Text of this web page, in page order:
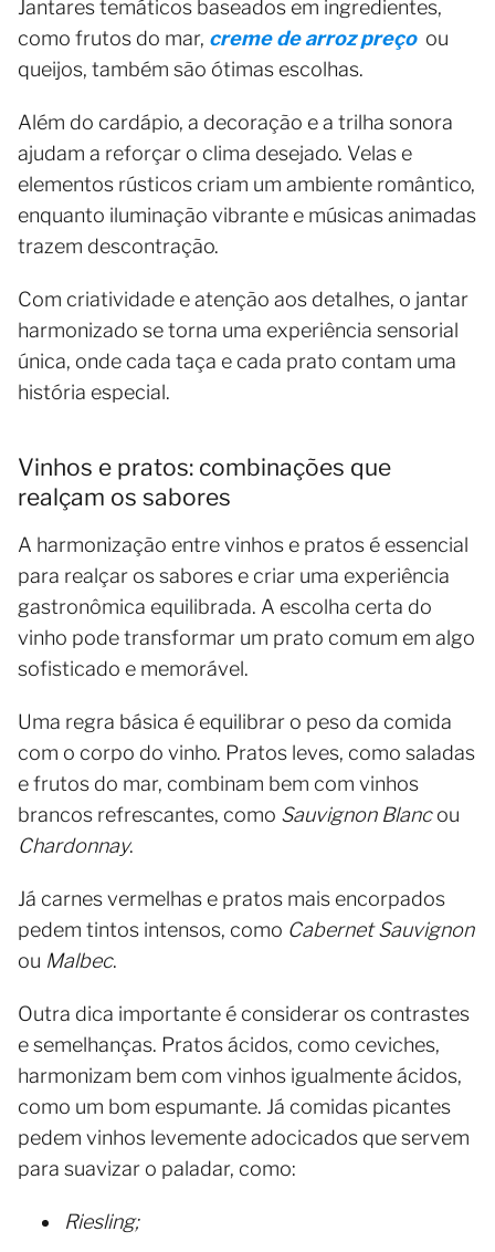
Jantares temáticos baseados em ingredientes,
como frutos do mar, creme de arroz preço ou
queijos, também são ótimas escolhas.
Além do cardápio, a decoração e a trilha sonora
ajudam a reforçar o clima desejado. Velas e
elementos rústicos criam um ambiente romântico,
enquanto iluminação vibrante e músicas animadas
trazem descontração.
Com criatividade e atenção aos detalhes, o jantar
harmonizado se torna uma experiência sensorial
única, onde cada taça e cada prato contam uma
história especial.
Vinhos e pratos: combinações que
realçam os sabores
A harmonização entre vinhos e pratos é essencial
para realçar os sabores e criar uma experiência
gastronômica equilibrada. A escolha certa do
vinho pode transformar um prato comum em algo
sofisticado e memorável.
Uma regra básica é equilibrar o peso da comida
com o corpo do vinho. Pratos leves, como saladas
e frutos do mar, combinam bem com vinhos
brancos refrescantes, como Sauvignon Blancou
Chardonnay.
Já carnes vermelhas e pratos mais encorpados
pedem tintos intensos, como Cabernet Sauvignon
ou Malbec.
Outra dica importante é considerar os contrastes
e semelhanças. Pratos ácidos, como ceviches,
harmonizam bem com vinhos igualmente ácidos,
como um bom espumante. Já comidas picantes
pedem vinhos levemente adocicados que servem
para suavizar o paladar, como:
Riesling;